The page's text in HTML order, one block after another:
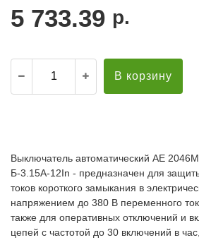
5 733.39 р.
В корзину
Выключатель автоматический АЕ
Б-3.15А-12In - предназначен для
токов короткого замыкания в
напряжением до 380 В переменного
также для оперативных отключений и
цепей с частотой до 30 включений в